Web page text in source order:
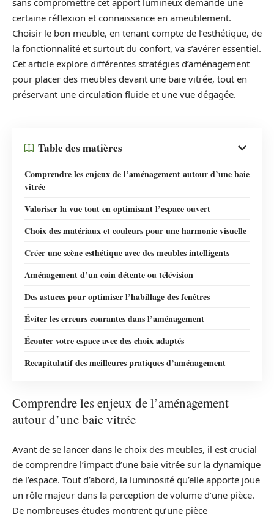
sans compromettre cet apport lumineux demande une
certaine réflexion et connaissance en ameublement.
Choisir le bon meuble, en tenant compte de l’esthétique, de
la fonctionnalité et surtout du confort, va s’avérer essentiel.
Cet article explore différentes stratégies d’aménagement
pour placer des meubles devant une baie vitrée, tout en
préservant une circulation fluide et une vue dégagée.
Table des matières
Comprendre les enjeux de l’aménagement autour d’une baie
vitrée
Valoriser la vue tout en optimisant l’espace ouvert
Choix des matériaux et couleurs pour une harmonie visuelle
Créer une scène esthétique avec des meubles intelligents
Aménagement d’un coin détente ou télévision
Des astuces pour optimiser l’habillage des fenêtres
Éviter les erreurs courantes dans l’aménagement
Écouter votre espace avec des choix adaptés
Recapitulatif des meilleures pratiques d’aménagement
Comprendre les enjeux de l’aménagement
autour d’une baie vitrée
Avant de se lancer dans le choix des meubles, il est crucial
de comprendre l’impact d’une baie vitrée sur la dynamique
de l’espace. Tout d’abord, la luminosité qu’elle apporte joue
un rôle majeur dans la perception de volume d’une pièce.
De nombreuses études montrent qu’une pièce